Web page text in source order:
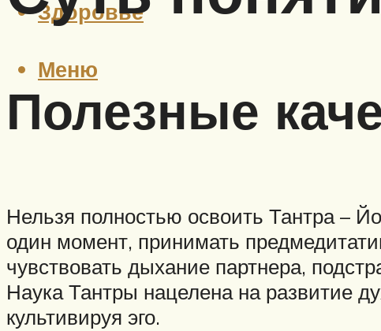
Здоровье
Меню
Полезные
Нельзя полностью освоить Тантра –
один момент, принимать
чувствовать дыхание партнера,
Наука Тантры нацелена на развитие
культивируя эго.